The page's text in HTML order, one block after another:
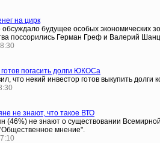
на цирк
будущее особых экономических
поссорились Герман Греф и Валерий
погасить долги ЮКОСа
что некий инвестор готов выкупить долги
не знают, что такое ВТО
(46%) не знают о существовании
мнение".